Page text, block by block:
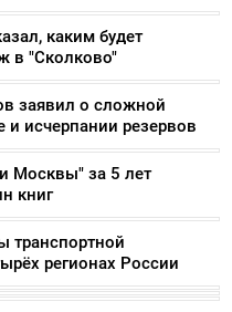
каким будет
в "Сколково"
заявил о сложной
и исчерпании резервов
Москвы" за 5 лет
книг
транспортной
регионах России